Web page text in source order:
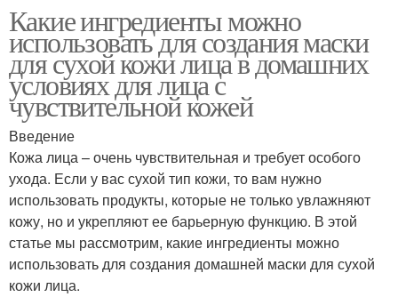
Какие ингредиенты можно
использовать для создания маски
для сухой кожи лица в домашних
условиях для лица с
чувствительной кожей
Введение
Кожа лица – очень чувствительная и требует особого
ухода. Если у вас сухой тип кожи, то вам нужно
использовать продукты, которые не только увлажняют
кожу, но и укрепляют ее барьерную функцию. В этой
статье мы рассмотрим, какие ингредиенты можно
использовать для создания домашней маски для сухой
кожи лица.